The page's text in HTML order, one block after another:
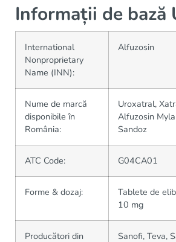
Informații de bază
International
Nonproprietary
Name (INN):
Alfuzosin
Nume de marcă
disponibile în
România:
Uroxatral,
Alfuzosin
Sandoz
ATC Code: G04CA01
Forme & dozaj:
Tablete de
10 mg
Producători din Sanofi, Teva,